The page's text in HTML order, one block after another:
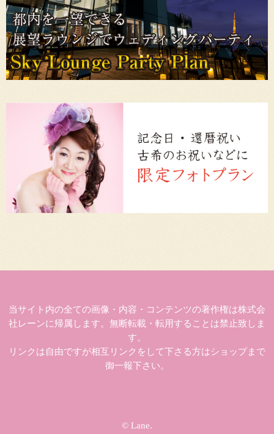
当サイト内の全ての画像・内容・コンテンツの著作権は株式会
社レーンに帰属します。無断転載・転用することは禁止致しま
す。
リンクは自由ですが相互リンクをして下さる方はショップまで
御一報下さい。
© Lane.